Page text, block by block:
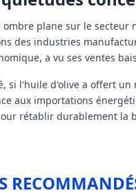
ombre plane sur le secteur
des industries
a vu ses ventes
si l'huile d'olive a offert
aux importations
rétablir durablement la